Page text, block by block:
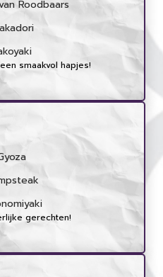
Roodbaars
smaakvol hapjes!
gerechten!